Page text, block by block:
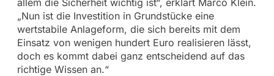
„Nun ist die Investition in Grundstücke eine
wertstabile Anlageform, die sich bereits mit dem
Einsatz von wenigen hundert Euro realisieren lässt,
doch es kommt dabei ganz entscheidend auf das
richtige Wissen an.“